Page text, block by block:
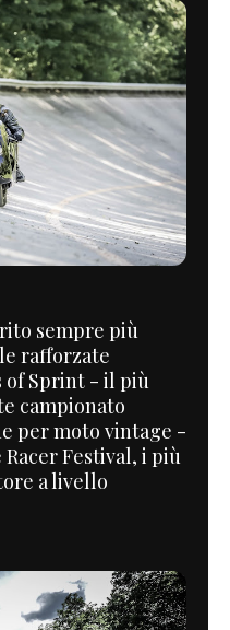
sempre più
rafforzate
of Sprint - il più
campionato
per moto vintage -
Racer Festival, i più
a livello